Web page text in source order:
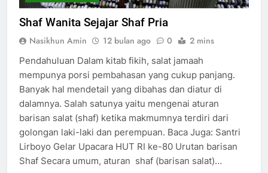
Shaf Wanita Sejajar Shaf Pria
Nasikhun Amin 12 bulan ago 0 2 mins
Pendahuluan Dalam kitab fikih, salat jamaah
mempunya porsi pembahasan yang cukup panjang.
Banyak hal mendetail yang dibahas dan diatur di
dalamnya. Salah satunya yaitu mengenai aturan
barisan salat (shaf) ketika makmumnya terdiri dari
golongan laki-laki dan perempuan. Baca Juga: Santri
Lirboyo Gelar Upacara HUT RI ke-80 Urutan barisan
Shaf Secara umum, aturan shaf (barisan salat)…